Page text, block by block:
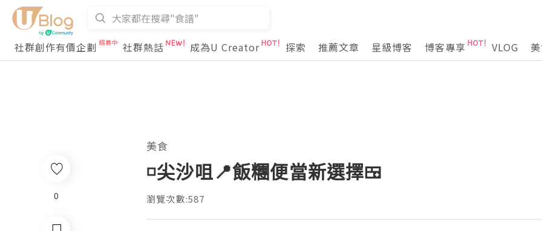
社群創作有價企劃 社群熱話 成為U Creator 探索 推薦文章 星級博客 博客專享 VLOG
美食
◽尖沙咀📍飯糰便當新選擇🍱
瀏覽次數:587
0